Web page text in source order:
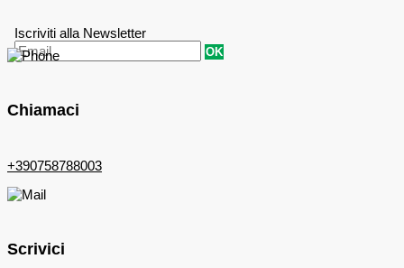
Iscriviti alla Newsletter
OK
Chiamaci
+390758788003
Scrivici